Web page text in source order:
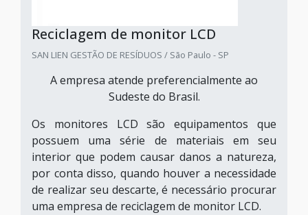
Reciclagem de monitor LCD
SAN LIEN GESTÃO DE RESÍDUOS / São Paulo - SP
A empresa atende preferencialmente ao
Sudeste do Brasil.
Os monitores LCD são equipamentos que
possuem uma série de materiais em seu
interior que podem causar danos a natureza,
por conta disso, quando houver a necessidade
de realizar seu descarte, é necessário procurar
uma empresa de reciclagem de monitor LCD.